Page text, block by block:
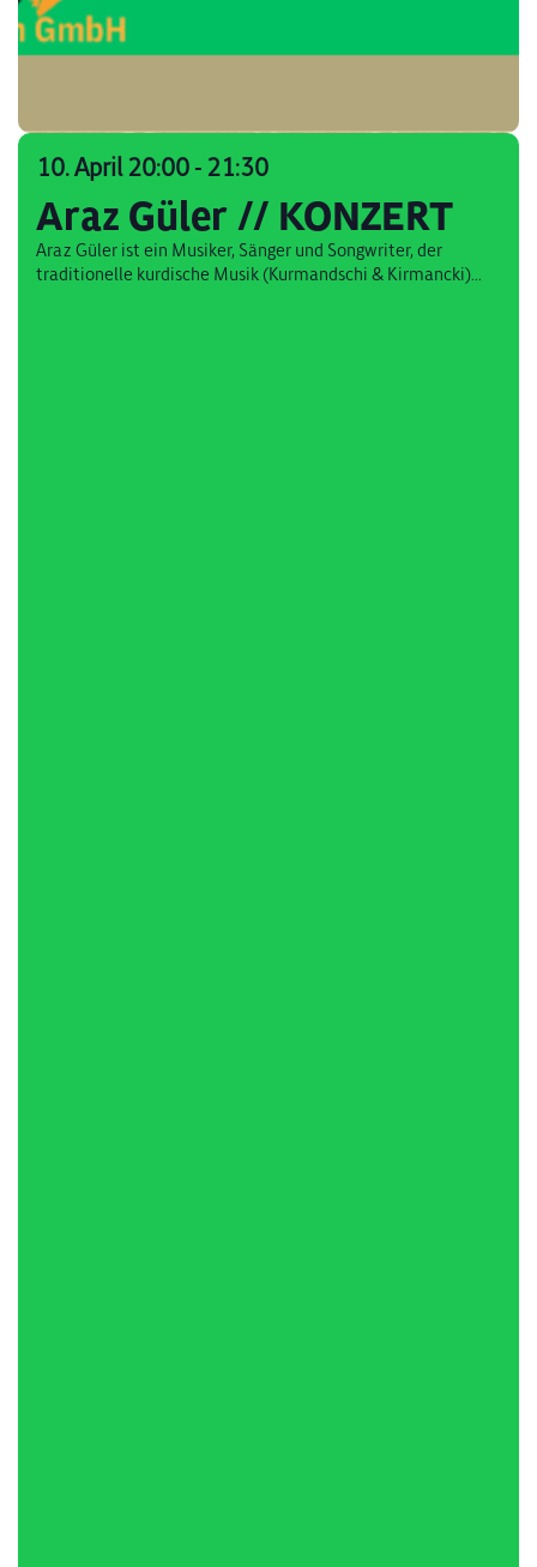
10. April 20:00 - 21:30
Araz Güler // KONZERT
Araz Güler ist ein Musiker, Sänger und Songwriter, der
traditionelle kurdische Musik (Kurmandschi & Kirmancki)...